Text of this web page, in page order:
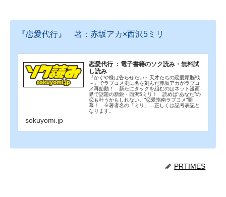
『恋愛代行』 著：赤坂アカ×西沢5ミリ
恋愛代行 ：電子書籍のソク読み・無料試
し読み
『かぐや様は告らせたい～天才たちの恋愛頭脳戦
～』でラブコメ史に名を刻んだ赤坂アカがラブコ
メ再始動！ 新たにタッグを組むのはネット漫画
界で話題の新鋭・西沢5ミリ！ 読めば“あなた”の
恋も叶うかもしれない、“恋愛指南ラブコメ”開
幕！ ※著者名の「ミリ」…正しくは記号表記と
なります。
sokuyomi.jp
PRTIMES